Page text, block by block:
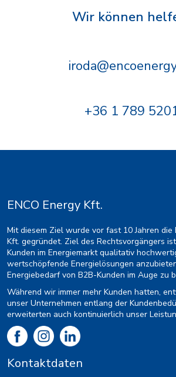
Wir können
+36 1 789
ENCO Energy Kft.
Mit diesem Ziel wurde vor fast 10 Jahren die
Kft. gegründet. Ziel des Rechtsvorgängers
Kunden im Energiemarkt qualitativ
wertschöpfende Energielösungen
Energiebedarf von B2B-Kunden im Auge zu
Während wir immer mehr Kunden hatten,
unser Unternehmen entlang der
erweiterten auch kontinuierlich unser
Kontaktdaten